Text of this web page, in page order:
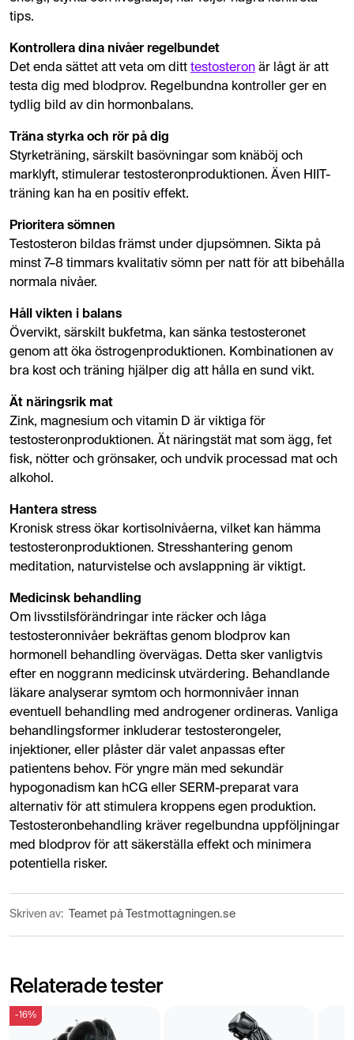
tips.
Kontrollera dina nivåer regelbundet
Det enda sättet att veta om ditt testosteron är lågt är att
testa dig med blodprov. Regelbundna kontroller ger en
tydlig bild av din hormonbalans.
Träna styrka och rör på dig
Styrketräning, särskilt basövningar som knäböj och
marklyft, stimulerar testosteronproduktionen. Även HIIT-
träning kan ha en positiv effekt.
Prioritera sömnen
Testosteron bildas främst under djupsömnen. Sikta på
minst 7–8 timmars kvalitativ sömn per natt för att bibehålla
normala nivåer.
Håll vikten i balans
Övervikt, särskilt bukfetma, kan sänka testosteronet
genom att öka östrogenproduktionen. Kombinationen av
bra kost och träning hjälper dig att hålla en sund vikt.
Ät näringsrik mat
Zink, magnesium och vitamin D är viktiga för
testosteronproduktionen. Ät näringstät mat som ägg, fet
fisk, nötter och grönsaker, och undvik processad mat och
alkohol.
Hantera stress
Kronisk stress ökar kortisolnivåerna, vilket kan hämma
testosteronproduktionen. Stresshantering genom
meditation, naturvistelse och avslappning är viktigt.
Medicinsk behandling
Om livsstilsförändringar inte räcker och låga
testosteronnivåer bekräftas genom blodprov kan
hormonell behandling övervägas. Detta sker vanligtvis
efter en noggrann medicinsk utvärdering. Behandlande
läkare analyserar symtom och hormonnivåer innan
eventuell behandling med androgener ordineras. Vanliga
behandlingsformer inkluderar testosterongeler,
injektioner, eller plåster där valet anpassas efter
patientens behov. För yngre män med sekundär
hypogonadism kan hCG eller SERM-preparat vara
alternativ för att stimulera kroppens egen produktion.
Testosteronbehandling kräver regelbundna uppföljningar
med blodprov för att säkerställa effekt och minimera
potentiella risker.
Skriven av: Teamet på Testmottagningen.se
Relaterade tester
-16%